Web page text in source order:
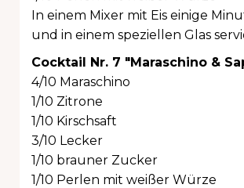
In einem Mixer mit Eis einige
und in einem speziellen Glas
Cocktail Nr. 7 "Maraschino &
4/10 Maraschino
1/10 Zitrone
1/10 Kirschsaft
3/10 Lecker
1/10 brauner Zucker
1/10 Perlen mit weißer Würze